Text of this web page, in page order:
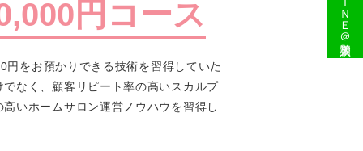
円コース
をお預かりできる技術を習得していた
なく、顧客リピート率の高いスカルプ
いホームサロン運営ノウハウを習得し